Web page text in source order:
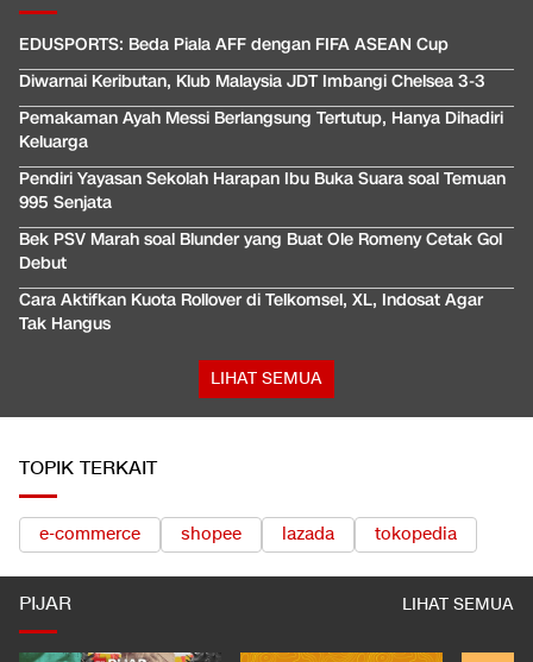
EDUSPORTS: Beda Piala AFF dengan FIFA ASEAN Cup
Diwarnai Keributan, Klub Malaysia JDT Imbangi Chelsea 3-3
Pemakaman Ayah Messi Berlangsung Tertutup, Hanya Dihadiri
Keluarga
Pendiri Yayasan Sekolah Harapan Ibu Buka Suara soal Temuan
995 Senjata
Bek PSV Marah soal Blunder yang Buat Ole Romeny Cetak Gol
Debut
Cara Aktifkan Kuota Rollover di Telkomsel, XL, Indosat Agar
Tak Hangus
LIHAT SEMUA
TOPIK TERKAIT
e-commerce shopee lazada tokopedia
PIJAR LIHAT SEMUA